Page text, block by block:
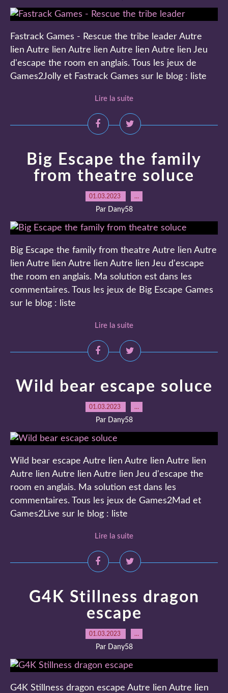
Fastrack Games - Rescue the tribe leader Autre
lien Autre lien Autre lien Autre lien Autre lien Jeu
d'escape the room en anglais. Tous les jeux de
Games2Jolly et Fastrack Games sur le blog : liste
Lire la suite
Big Escape the family
from theatre soluce
01.03.2023 …
Par Dany58
Big Escape the family from theatre Autre lien Autre
lien Autre lien Autre lien Autre lien Jeu d'escape
the room en anglais. Ma solution est dans les
commentaires. Tous les jeux de Big Escape Games
sur le blog : liste
Lire la suite
Wild bear escape soluce
01.03.2023 …
Par Dany58
Wild bear escape Autre lien Autre lien Autre lien
Autre lien Autre lien Autre lien Jeu d'escape the
room en anglais. Ma solution est dans les
commentaires. Tous les jeux de Games2Mad et
Games2Live sur le blog : liste
Lire la suite
G4K Stillness dragon
escape
01.03.2023 …
Par Dany58
G4K Stillness dragon escape Autre lien Autre lien